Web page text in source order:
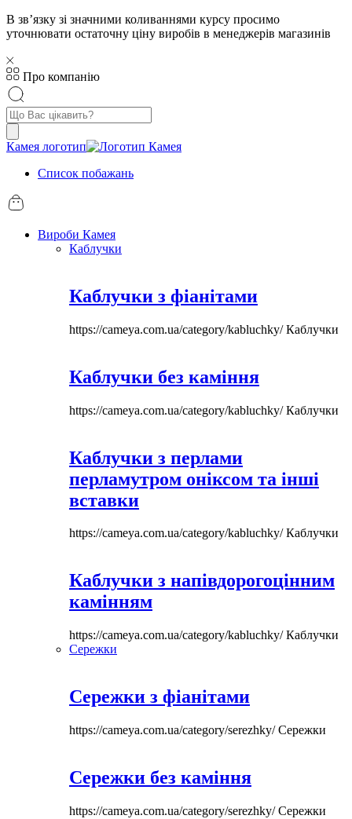
В звʼязку зі значними коливаннями курсу просимо
уточнювати остаточну ціну виробів в менеджерів магазинів
Про компанію
Пошук
товарів
Камея логотип
Список побажань
Вироби Камея
Каблучки
Каблучки з фіанітами
https://cameya.com.ua/category/kabluchky/Каблучки
Каблучки без каміння
https://cameya.com.ua/category/kabluchky/Каблучки
Каблучки з перлами
перламутром оніксом та інші
вставки
https://cameya.com.ua/category/kabluchky/Каблучки
Каблучки з напівдорогоцінним
камінням
https://cameya.com.ua/category/kabluchky/Каблучки
Сережки
Сережки з фіанітами
https://cameya.com.ua/category/serezhky/Сережки
Сережки без каміння
https://cameya.com.ua/category/serezhky/Сережки